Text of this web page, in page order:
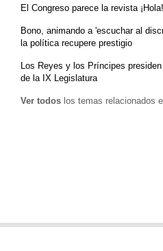
El Congreso parece la revista ¡Hola!
Bono, animando a 'escuchar al
la política recupere prestigio
Los Reyes y los Príncipes
de la IX Legislatura
Ver todos los temas relacionados